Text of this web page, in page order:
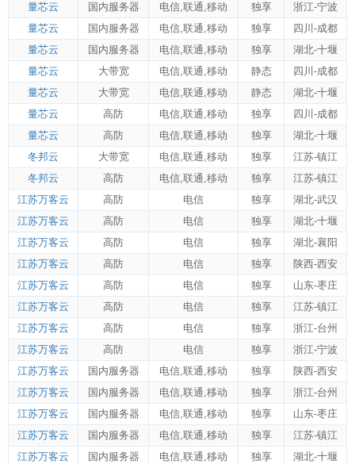
量芯云
国内服务器 电信,联通,移动 独享
浙江-宁波
量芯云
国内服务器 电信,联通,移动 独享
四川-成都
量芯云
国内服务器 电信,联通,移动 独享
湖北-十堰
量芯云
大带宽 电信,联通,移动 静态
四川-成都
量芯云
大带宽 电信,联通,移动 静态
湖北-十堰
量芯云
高防 电信,联通,移动 独享
四川-成都
量芯云
高防 电信,联通,移动 独享
湖北-十堰
冬邦云
大带宽 电信,联通,移动 独享
江苏-镇江
冬邦云
高防 电信,联通,移动 独享
江苏-镇江
江苏万客云
高防 电信 独享
湖北-武汉
江苏万客云
高防 电信 独享
湖北-十堰
江苏万客云
高防 电信 独享
湖北-襄阳
江苏万客云
高防 电信 独享
陕西-西安
江苏万客云
高防 电信 独享
山东-枣庄
江苏万客云
高防 电信 独享
江苏-镇江
江苏万客云
高防 电信 独享
浙江-台州
江苏万客云
高防 电信 独享
浙江-宁波
江苏万客云
国内服务器 电信,联通,移动 独享
陕西-西安
江苏万客云
国内服务器 电信,联通,移动 独享
浙江-台州
江苏万客云
国内服务器 电信,联通,移动 独享
山东-枣庄
江苏万客云
国内服务器 电信,联通,移动 独享
江苏-镇江
江苏万客云
国内服务器 电信,联通,移动 独享 湖北-十堰